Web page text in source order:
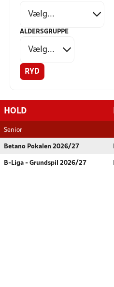
ALDERSGRUPPE
RYD
HOLD
Senior
Betano Pokalen 2026/27
B-Liga - Grundspil 2026/27